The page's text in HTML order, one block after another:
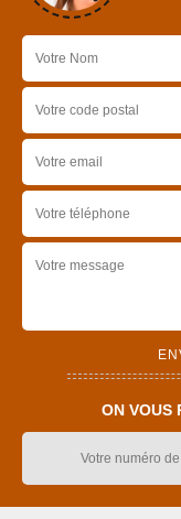
ON VOUS